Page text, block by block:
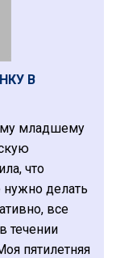
В
младшему
что
делать
все
течении
пятилетняя